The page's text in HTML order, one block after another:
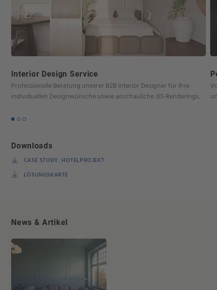
Interior Design Service
Professionelle Beratung unserer B2B Interior Designer für Ihre
individuellen Designwünsche sowie anschauliche 3D-Renderings.
Downloads
CASE STUDY: HOTELPROJEKT
LÖSUNGSKARTE
News & Artikel